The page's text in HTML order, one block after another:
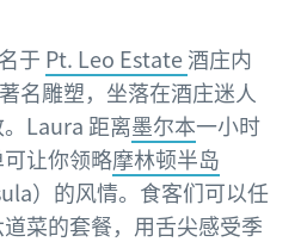
于 Pt. Leo Estate酒庄内
名雕塑，坐落在酒庄迷人
Laura 距离墨尔本一小时
让你领略摩林顿半岛
）的风情。食客们可以任
菜的套餐，用舌尖感受季